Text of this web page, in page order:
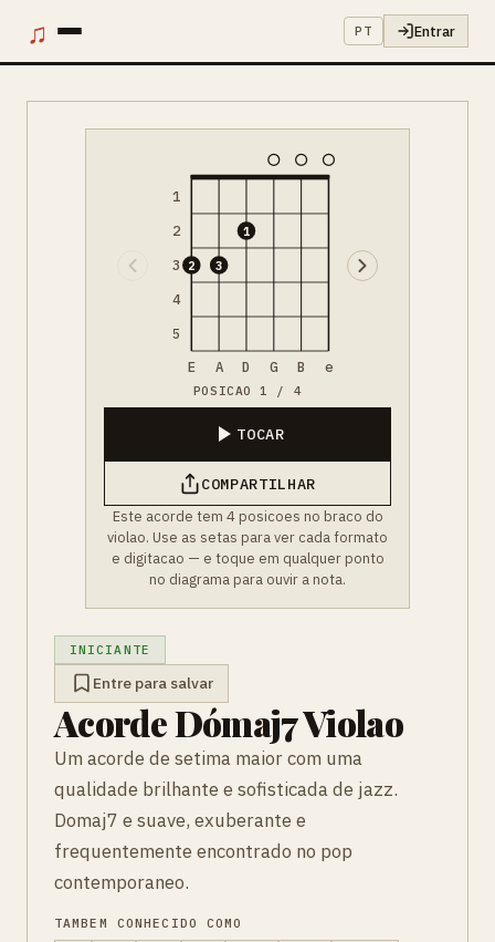
♫ PT Entrar
1
2
3
4
5
2 3
1
E A D G B e
POSICAO 1 / 4
TOCAR
COMPARTILHAR
Este acorde tem 4 posicoes no braco do
violao. Use as setas para ver cada formato
e digitacao — e toque em qualquer ponto
no diagrama para ouvir a nota.
INICIANTE
Entre para salvar
Acorde Dómaj7 Violao
Um acorde de setima maior com uma
qualidade brilhante e sofisticada de jazz.
Domaj7 e suave, exuberante e
frequentemente encontrado no pop
contemporaneo.
TAMBEM CONHECIDO COMO